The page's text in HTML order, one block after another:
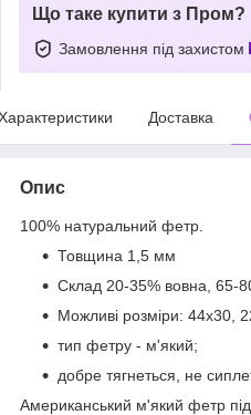
Що таке купити з Пром?
Замовлення під захистом
Доставка
Опис
100% натуральний фетр.
Товщина 1,5 мм
Склад 20-35% вовна, 65-
Можливі розміри: 44х30,
тип фетру - м'який;
добре тягнеться, не
Американський м'який фетр